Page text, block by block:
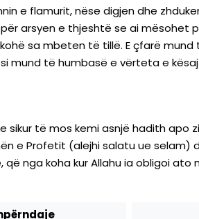
e flamurit, nëse digjen dhe
arsyen e thjeshtë se ai mësohet
sa mbeten të tillë. E çfarë
mund të humbasë e vërteta e
sikur të mos kemi asnjë hadith
e Profetit (alejhi salatu ue
që nga koha kur Allahu ia obligoi ato